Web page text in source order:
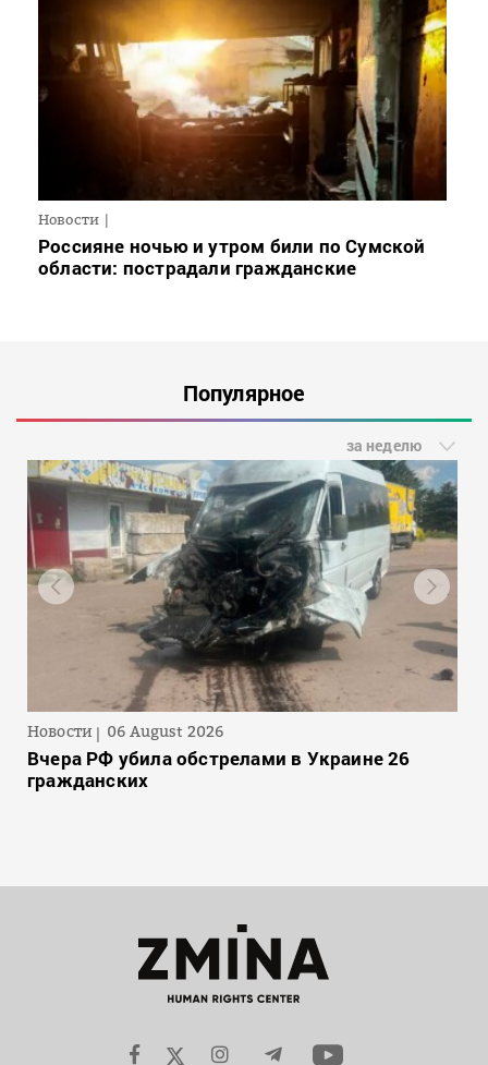
Новости
Россияне ночью и утром били по Сумской
области: пострадали гражданские
Популярное
за неделю
Новости 06 August 2026
Вчера РФ убила обстрелами в Украине 26
гражданских